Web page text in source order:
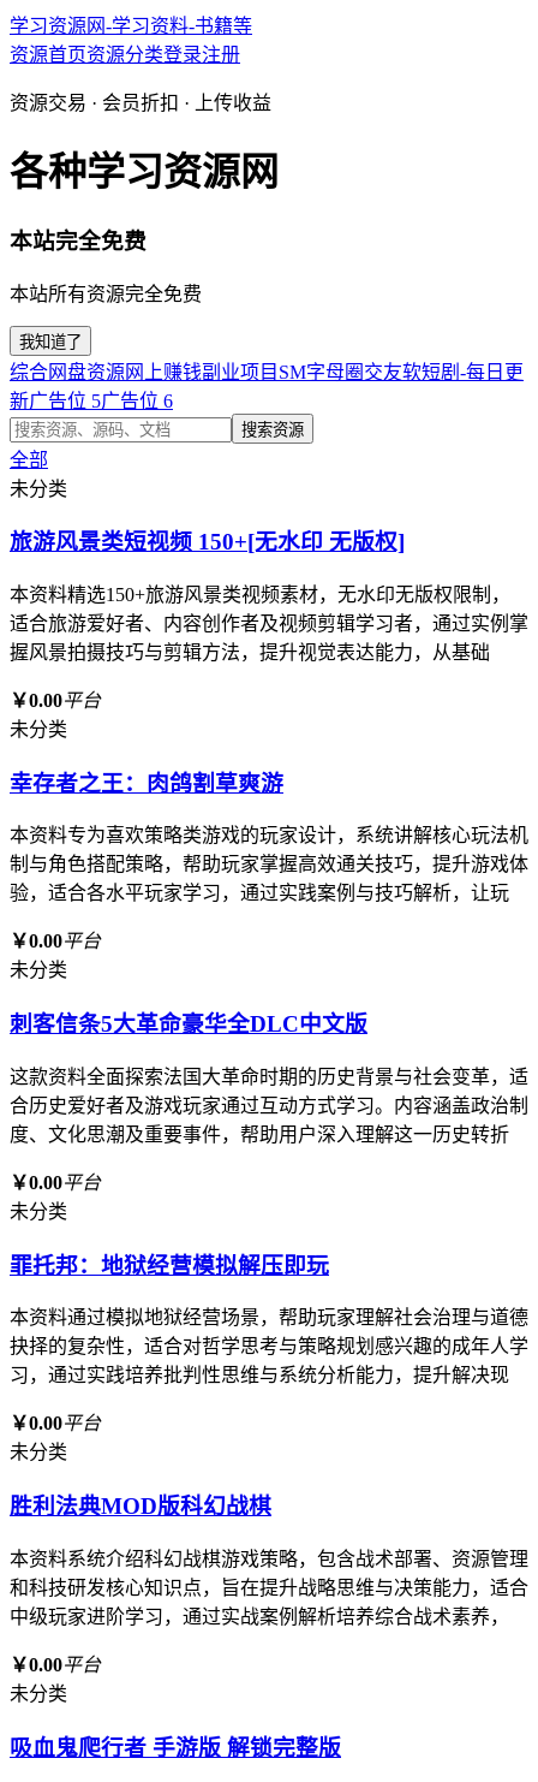
学习资源网-学习资料-书籍等
资源首页资源分类登录注册
资源交易 · 会员折扣 · 上传收益
各种学习资源网
本站完全免费
本站所有资源完全免费
我知道了
综合网盘资源 网上赚钱副业项目 SM字母圈交友软短剧-每日更
新广告位 5广告位 6
搜索资源
全部
未分类
旅游风景类短视频 150+[无水印 无版权]
本资料精选150+旅游风景类视频素材，无水印无版权限制，
适合旅游爱好者、内容创作者及视频剪辑学习者，通过实例掌
握风景拍摄技巧与剪辑方法，提升视觉表达能力，从基础
￥0.00平台
未分类
幸存者之王：肉鸽割草爽游
本资料专为喜欢策略类游戏的玩家设计，系统讲解核心玩法机
制与角色搭配策略，帮助玩家掌握高效通关技巧，提升游戏体
验，适合各水平玩家学习，通过实践案例与技巧解析，让玩
￥0.00平台
未分类
刺客信条5大革命豪华全DLC中文版
这款资料全面探索法国大革命时期的历史背景与社会变革，适
合历史爱好者及游戏玩家通过互动方式学习。内容涵盖政治制
度、文化思潮及重要事件，帮助用户深入理解这一历史转折
￥0.00平台
未分类
罪托邦：地狱经营模拟解压即玩
本资料通过模拟地狱经营场景，帮助玩家理解社会治理与道德
抉择的复杂性，适合对哲学思考与策略规划感兴趣的成年人学
习，通过实践培养批判性思维与系统分析能力，提升解决现
￥0.00平台
未分类
胜利法典MOD版科幻战棋
本资料系统介绍科幻战棋游戏策略，包含战术部署、资源管理
和科技研发核心知识点，旨在提升战略思维与决策能力，适合
中级玩家进阶学习，通过实战案例解析培养综合战术素养，
￥0.00平台
未分类
吸血鬼爬行者 手游版 解锁完整版